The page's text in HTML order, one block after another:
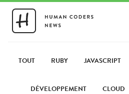
PARTAGER UN
TOUT RUBY JAVASCRIPT
DÉVELOPPEMENT CLOUD